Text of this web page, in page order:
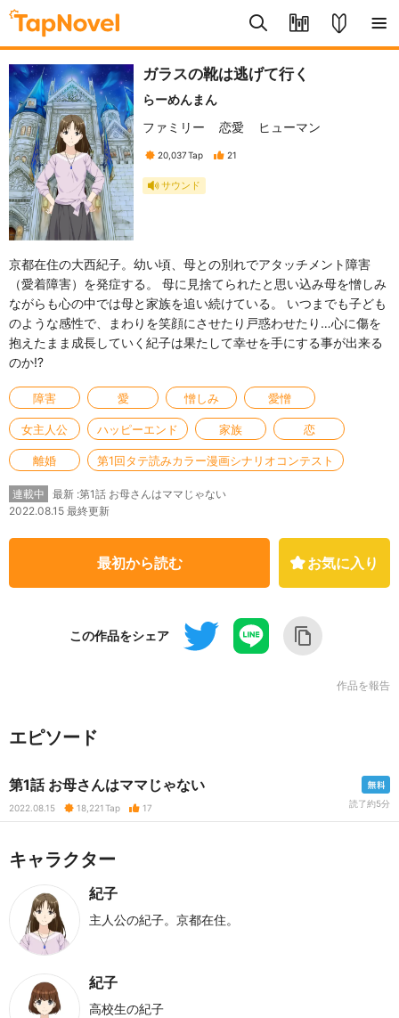
ガラスの靴は逃げて行く
らーめんまん
ファミリー
恋愛 ヒューマン
20,037Tap 21
サウンド
京都在住の大西紀子。幼い頃、母との別れでアタッチメント障害
（愛着障害）を発症する。 母に見捨てられたと思い込み母を憎しみ
ながらも心の中では母と家族を追い続けている。 いつまでも子ども
のような感性で、まわりを笑顔にさせたり戸惑わせたり…心に傷を
抱えたまま成長していく紀子は果たして幸せを手にする事が出来る
のか⁉️
障害 愛 憎しみ 愛憎
女主人公 ハッピーエンド 家族 恋
離婚 第1回タテ読みカラー漫画シナリオコンテスト
連載中
最新 :第1話 お母さんはママじゃない
2022.08.15 最終更新
最初から読む お気に入り
この作品をシェア
作品を報告
エピソード
第1話 お母さんはママじゃない
2022.08.15 18,221Tap 17 読了約5分
キャラクター
紀子
主人公の紀子。京都在住。
紀子
高校生の紀子